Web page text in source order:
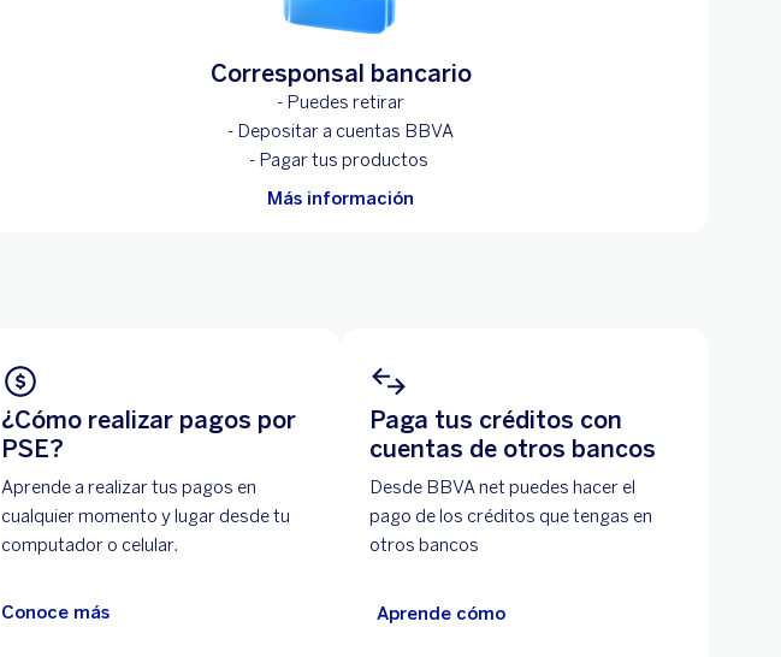
Corresponsal bancario
- Puedes retirar
- Depositar a cuentas BBVA
- Pagar tus productos
Más información
¿Cómo realizar pagos por
PSE?
Aprende a realizar tus pagos en
cualquier momento y lugar desde tu
computador o celular.
Conoce más
Paga tus créditos con
cuentas de otros bancos
Desde BBVA net puedes hacer el
pago de los créditos que tengas en
otros bancos
Aprende cómo